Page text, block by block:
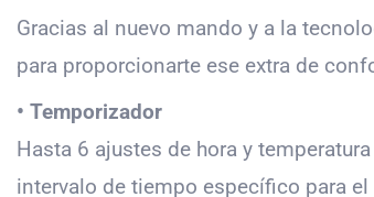
Gracias al nuevo mando y a la
para proporcionarte ese extra de
• Temporizador
Hasta 6 ajustes de hora y
intervalo de tiempo específico para